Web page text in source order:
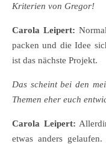
Kriterien von Gregor!
Carola Leipert:
packen und die Idee
ist das nächste Projekt.
Das scheint bei den
Themen eher euch
Carola Leipert:
etwas anders